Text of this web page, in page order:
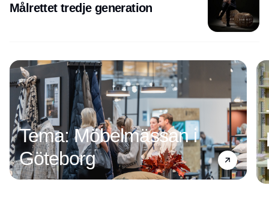
Målrettet tredje generation
Tema: Möbelmässan i
Göteborg